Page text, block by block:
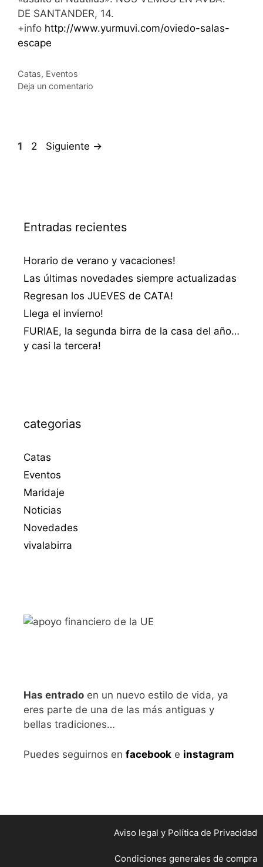
DE SANTANDER, 14.
+info http://www.yurmuvi.com/oviedo-salas-
escape
Categorías
Catas, Eventos
Deja un comentario
Página
1 Página
2 Siguiente →
Entradas recientes
Horario de verano y vacaciones!
Las últimas novedades siempre actualizadas
Regresan los JUEVES de CATA!
Llega el invierno!
FURIAE, la segunda birra de la casa del año…
y casi la tercera!
categorias
Catas
Eventos
Maridaje
Noticias
Novedades
vivalabirra
Has entrado en un nuevo estilo de vida, ya
eres parte de una de las más antiguas y
bellas tradiciones…
Puedes seguirnos en facebook e instagram
Aviso legal y Política de Privacidad
Condiciones generales de compra